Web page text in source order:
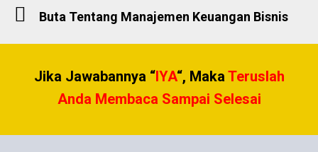
Buta Tentang Manajemen Keuangan Bisnis
Jika Jawabannya “IYA“, Maka Teruslah
Anda Membaca Sampai Selesai